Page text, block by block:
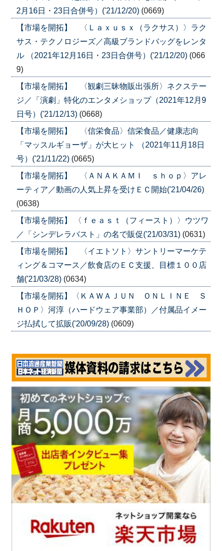
2月16日・23日合併号）('21/12/20) (0669)
【市場を開拓】 〈Ｌａｘｕｓｘ（ラクサス）〉ラク
サス・テクノロジーズ／高級ブランドバッグをレンタ
ル （2021年12月16日・23日合併号）('21/12/20) (066
9)
【市場を開拓】 〈観劇三昧物販出張所〉ネクステー
ジ／「演劇」特化のエンタメショップ（2021年12月9
日号）('21/12/13) (0668)
【市場を開拓】 〈信栄食品〉信栄食品／健康志向
「マッスルギョーザ」が大ヒット （2021年11月18日
号）('21/11/22) (0665)
【市場を開拓】 〈ＡＮＡＫＡＭＩ ｓｈｏｐ〉アレ
ーティア／動画の人気上昇を受けＥＣ開始('21/04/26)
(0638)
【市場を開拓】 〈ｆｅａｓｔ（フィースト）〉ウツワ
／「シンデレラバスト」の名で販促('21/03/31) (0631)
【市場を開拓】 〈イエトソト〉サントリーマーケテ
ィング＆コマース／飲食店のＥＣ支援、目標１００店
舗('21/03/28) (0634)
【市場を開拓】〈ＫＡＷＡＪＵＮ ＯＮＬＩＮＥ Ｓ
ＨＯＰ〉河淳（ハードウェア事業部）／付属品イメー
ジ払拭して拡販('20/09/28) (0609)